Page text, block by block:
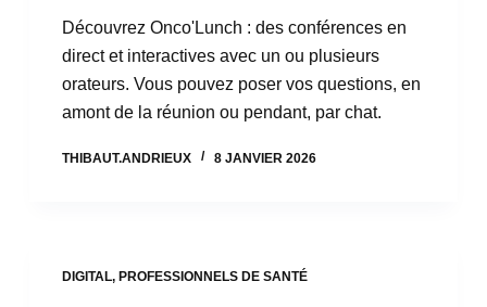
Découvrez Onco'Lunch : des conférences en
direct et interactives avec un ou plusieurs
orateurs. Vous pouvez poser vos questions, en
amont de la réunion ou pendant, par chat.
THIBAUT.ANDRIEUX 8 JANVIER 2026
DIGITAL, PROFESSIONNELS DE SANTÉ